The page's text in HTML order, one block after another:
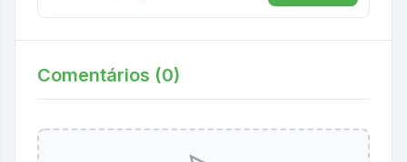
Comentários (0)